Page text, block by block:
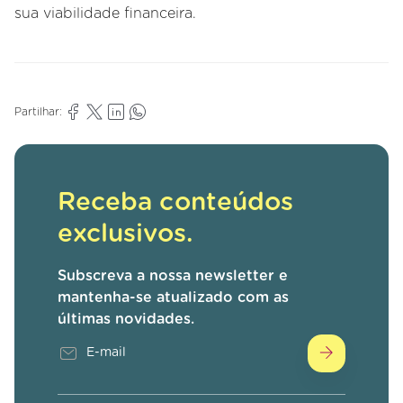
sua viabilidade financeira.
Partilhar:
Receba conteúdos
exclusivos.
Subscreva a nossa newsletter e
mantenha-se atualizado com as
últimas novidades.